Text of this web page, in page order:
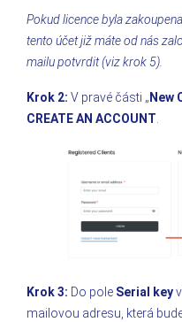
Pokud licence byla
tento účet již máte od nás
mailu potvrdit (viz krok 5).
Krok 2: V pravé části „ New
CREATE AN ACCOUNT
Krok 3: Do pole Serial key
mailovou adresu, která